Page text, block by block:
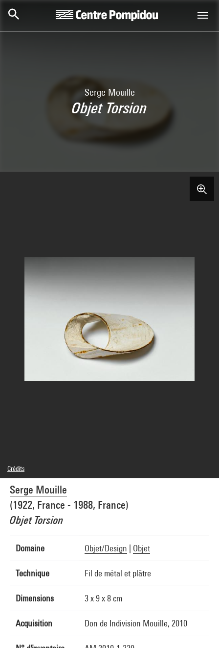
Serge Mouille
Objet Torsion
Serge Mouille
(1922, France - 1988, France)
Objet Torsion
Domaine Objet/Design Objet
Technique Fil de métal et plâtre
Dimensions 3 x 9 x 8 cm
Acquisition Don de Indivision Mouille, 2010
Crédits
© Adagp, Paris
Crédit photographique : Centre Pompidou, MNAM-CCI/Georges Meguerditchian/Dist.
GrandPalaisRmn
Réf. image : 4N42131
Diffusion image :GrandPalaisRmnPhoto